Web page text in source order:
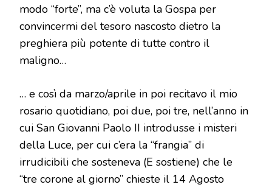
modo “forte”, ma c’è voluta la Gospa per
convincermi del tesoro nascosto dietro la
preghiera più potente di tutte contro il
maligno…
… e così da marzo/aprile in poi recitavo il mio
rosario quotidiano, poi due, poi tre, nell’anno in
cui San Giovanni Paolo II introdusse i misteri
della Luce, per cui c’era la “frangia” di
irrudicibili che sosteneva (E sostiene) che le
“tre corone al giorno” chieste il 14 Agosto